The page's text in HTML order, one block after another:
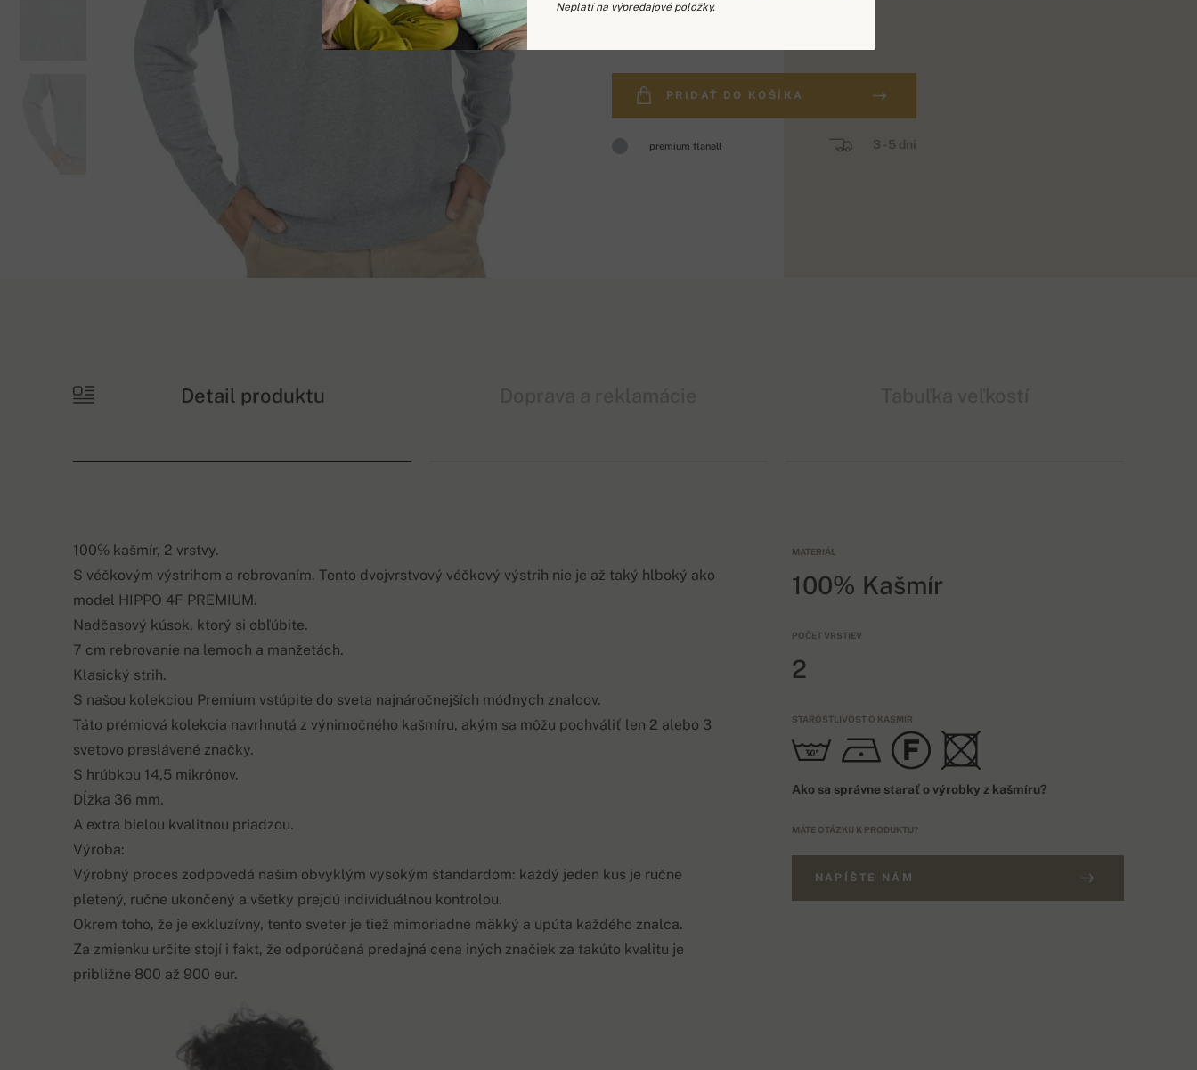
PRIDAŤ DO KOŠÍKA
premium flanell 3 - 5 dní
Detail produktu
100% kašmír, 2 vrstvy.
S véčkovým výstrihom a rebrovaním. Tento dvojvrstvový véčkový výstrih nie je až taký hlboký ako
model HIPPO 4F PREMIUM.
Nadčasový kúsok, ktorý si obľúbite.
7 cm rebrovanie na lemoch a manžetách.
Klasický strih.
S našou kolekciou Premium vstúpite do sveta najnáročnejších módnych znalcov.
Táto prémiová kolekcia navrhnutá z výnimočného kašmíru, akým sa môžu pochváliť len 2 alebo 3
svetovo preslávené značky.
S hrúbkou 14,5 mikrónov.
Dĺžka 36 mm.
A extra bielou kvalitnou priadzou.
Výroba:
Výrobný proces zodpovedá našim obvyklým vysokým štandardom: každý jeden kus je ručne
pletený, ručne ukončený a všetky prejdú individuálnou kontrolou.
Okrem toho, že je exkluzívny, tento sveter je tiež mimoriadne mäkký a upúta každého znalca.
Za zmienku určite stojí i fakt, že odporúčaná predajná cena iných značiek za takúto kvalitu je
približne 800 až 900 eur.
MATERIÁL
100% Kašmír
POČET VRSTIEV
2
STAROSTLIVOSŤ O KAŠMÍR
Ako sa správne starať o výrobky z kašmíru?
MÁTE OTÁZKU K PRODUKTU?
NAPÍŠTE NÁM
Neplatí na výpredajové položky.